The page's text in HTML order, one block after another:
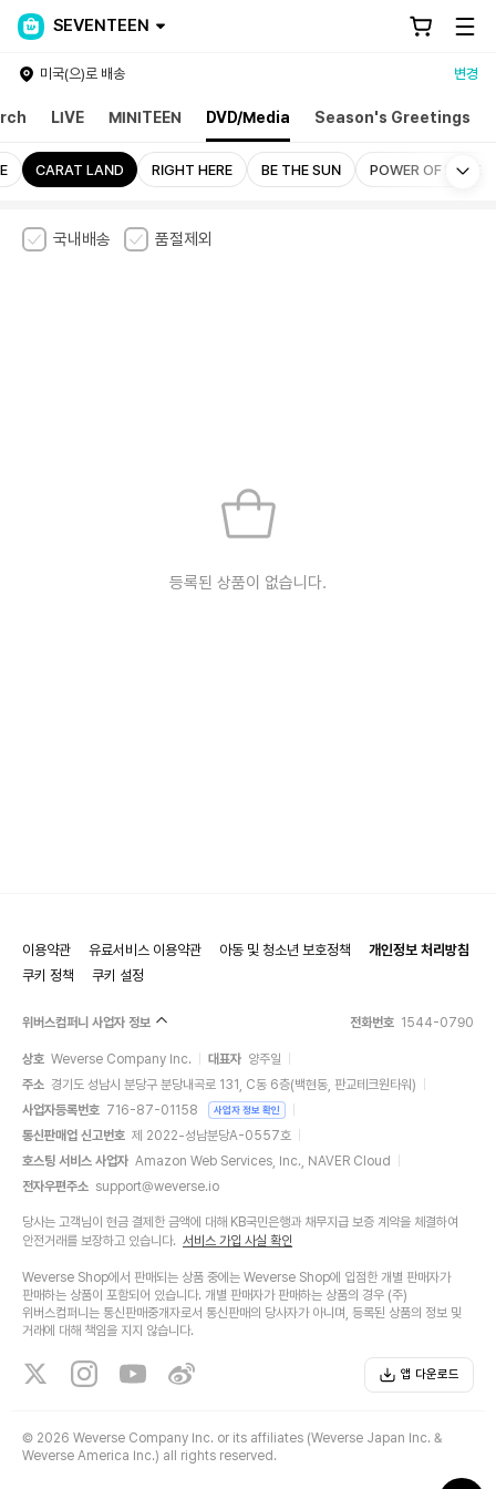
SEVENTEEN
미국(으)로 배송 변경
LIVE MINITEEN DVD/Media Season's Greetings
CARAT LAND RIGHT HERE BE THE SUN POWER OF LOVE
국내배송 품절제외
등록된 상품이 없습니다.
이용약관 유료서비스 이용약관 아동 및 청소년 보호정책
개인정보 처리방침
쿠키 정책
쿠키 설정
위버스컴퍼니 사업자 정보 전화번호 1544-0790
상호 Weverse Company Inc. 대표자 양주일
주소 경기도 성남시 분당구 분당내곡로 131, C동 6층(백현동, 판교테크원타워)
사업자등록번호 716-87-01158 사업자 정보 확인
통신판매업 신고번호 제 2022-성남분당A-0557호
호스팅 서비스 사업자 Amazon Web Services, Inc., NAVER Cloud
전자우편주소 support@weverse.io
당사는 고객님이 현금 결제한 금액에 대해 KB국민은행과 채무지급 보증 계약을 체결하여
안전거래를 보장하고 있습니다. 서비스 가입 사실 확인
Weverse Shop에서 판매되는 상품 중에는 Weverse Shop에 입점한 개별 판매자가
판매하는 상품이 포함되어 있습니다. 개별 판매자가 판매하는 상품의 경우 (주)
위버스컴퍼니는 통신판매중개자로서 통신판매의 당사자가 아니며, 등록된 상품의 정보 및
거래에 대해 책임을 지지 않습니다.
앱 다운로드
© 2026 Weverse Company Inc. or its affiliates (Weverse Japan Inc. &
Weverse America Inc.) all rights reserved.